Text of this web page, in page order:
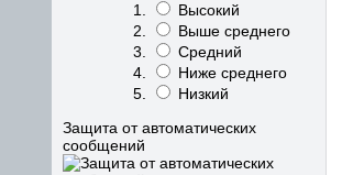
Высокий
Выше среднего
Средний
Ниже среднего
Низкий
Защита от автоматических
сообщений